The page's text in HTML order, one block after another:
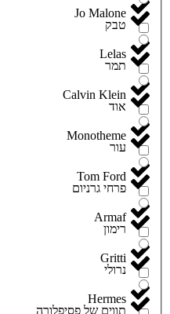
Jo Malone
Lelas
Calvin Klein
Monotheme
Tom Ford
Armaf
Gritti
Hermes
טבק
תמר
אוד
עור
פרחי גרניום
רימון
נרולי
תווים של פסיפלורה